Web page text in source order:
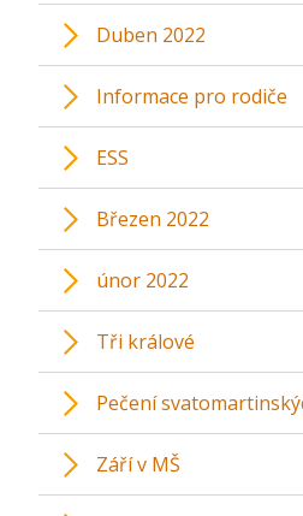
Duben 2022
Informace pro rodiče
ESS
Březen 2022
únor 2022
Tři králové
Pečení
Září v MŠ